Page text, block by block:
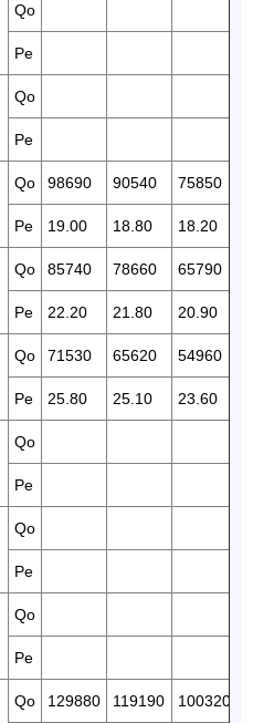
Qo
Pe
Qo
Pe
Qo 98690 90540 75850
Pe 19.00 18.80 18.20
Qo 85740 78660 65790
Pe 22.20 21.80 20.90
Qo 71530 65620 54960
Pe 25.80 25.10 23.60
Qo
Pe
Qo
Pe
Qo
Pe
Qo 129880 119190 100320